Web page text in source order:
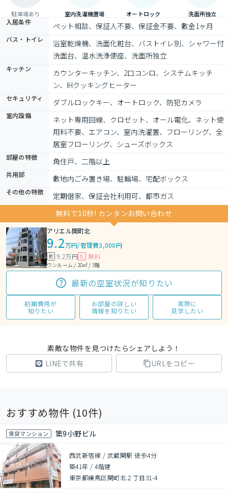
駐車場あり 室内洗濯機置場 オートロック 洗面所独立
入居条件 ペット相談、保証人不要、保証金不要、敷金1ヶ月
バス・トイレ
浴室乾燥機、洗面化粧台、バストイレ別、シャワー付
洗面台、温水洗浄便座、洗面所独立
キッチン
カウンターキッチン、2口コンロ、システムキッチ
ン、IHクッキングヒーター
セキュリティ ダブルロックキー、オートロック、防犯カメラ
室内設備
ネット専用回線、クロゼット、オール電化、ネット使
用料不要、エアコン、室内洗濯置、フローリング、全
居室フローリング、シューズボックス
部屋の特徴 角住戸、二階以上
共用部 敷地内ごみ置き場、駐輪場、宅配ボックス
その他の特徴
定期借家、保証会社利用可、都市ガス
無料で10秒! カンタンお問い合わせ
アリエル関町北
9.2万円/管理費3,000円
敷 9.2万円 礼 無料
ワンルーム / 20㎡ / 3階
最新の空室状況が知りたい
初期費用が
知りたい
お部屋の詳しい
情報を知りたい
実際に
見学したい
素敵な物件を見つけたらシェアしよう！
LINEで共有
URLをコピー
おすすめ物件 (10件)
賃貸マンション 第9小野ビル
西武新宿線 / 武蔵関駅 徒歩4分
築41年 /4階建
東京都練馬区関町北２丁目31-4